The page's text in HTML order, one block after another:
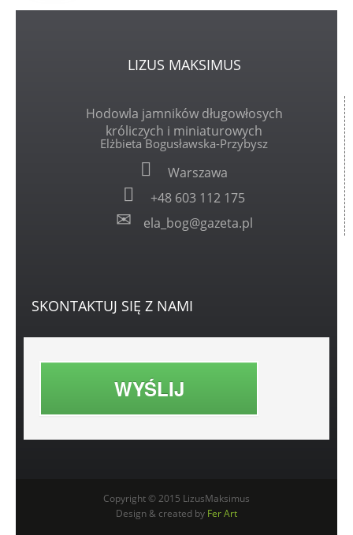
LIZUS MAKSIMUS
Hodowla jamników długowłosych
króliczych i miniaturowych
Elżbieta Bogusławska-Przybysz
Warszawa
+48 603 112 175
ela_bog@gazeta.pl
SKONTAKTUJ SIĘ Z NAMI
WYŚLIJ
Copyright © 2015 LizusMaksimus
Design & created by Fer Art